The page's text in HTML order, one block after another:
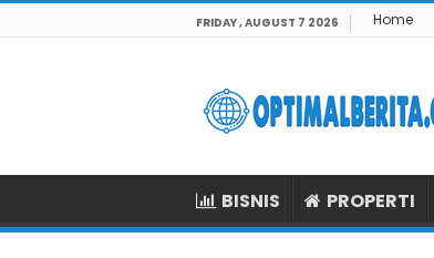
FRIDAY , AUGUST 7 2026 Home
BISNIS PROPERTI